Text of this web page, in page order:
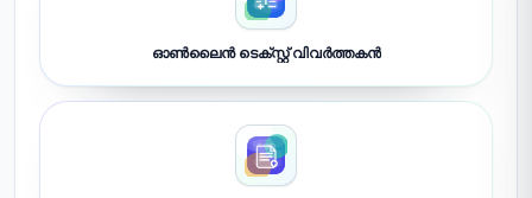
ഓൺലൈൻ ടെക്സ്റ്റ് വിവർത്തകൻ